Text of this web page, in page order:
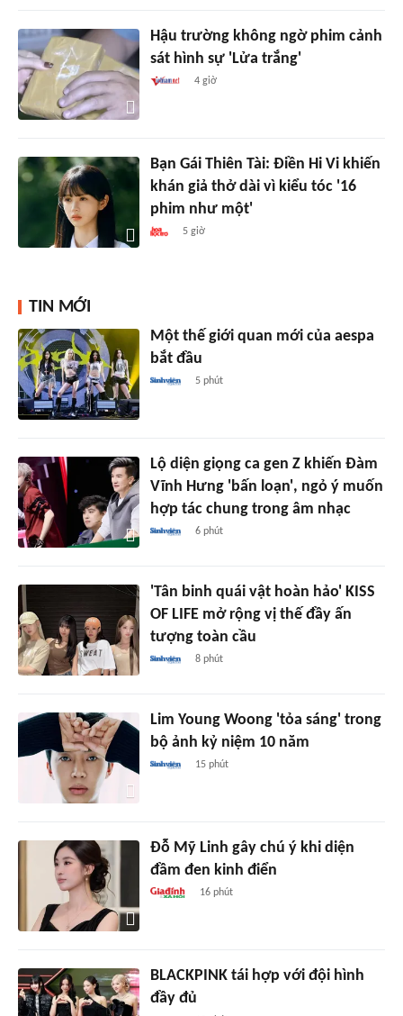
Hậu trường không ngờ phim cảnh
sát hình sự 'Lửa trắng'
4 giờ
Bạn Gái Thiên Tài: Điền Hi Vi khiến
khán giả thở dài vì kiểu tóc '16
phim như một'
5 giờ
TIN MỚI
Một thế giới quan mới của aespa
bắt đầu
5 phút
Lộ diện giọng ca gen Z khiến Đàm
Vĩnh Hưng 'bấn loạn', ngỏ ý muốn
hợp tác chung trong âm nhạc
6 phút
'Tân binh quái vật hoàn hảo' KISS
OF LIFE mở rộng vị thế đầy ấn
tượng toàn cầu
8 phút
Lim Young Woong 'tỏa sáng' trong
bộ ảnh kỷ niệm 10 năm
15 phút
Đỗ Mỹ Linh gây chú ý khi diện
đầm đen kinh điển
16 phút
BLACKPINK tái hợp với đội hình
đầy đủ